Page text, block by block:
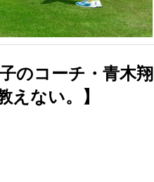
のコーチ・青木翔
えない。】